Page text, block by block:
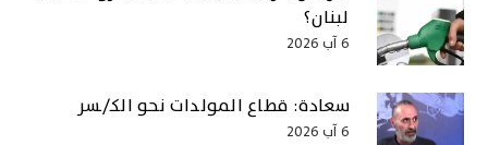
لبنان؟
6 آب 2026
سعادة: قطاع المولدات نحو الكـ/ـسر
6 آب 2026